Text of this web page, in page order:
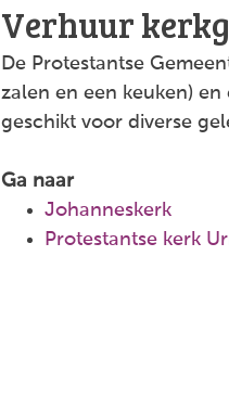
Verhuur
De Protestantse
zalen en een keuken)
geschikt voor diverse
Ga naar
Johanneskerk
Protestantse kerk